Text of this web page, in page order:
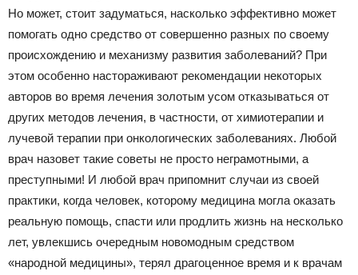
Но может, стоит задуматься, насколько эффективно может
помогать одно средство от совершенно разных по своему
происхождению и механизму развития заболеваний? При
этом особенно настораживают рекомендации некоторых
авторов во время лечения золотым усом отказываться от
других методов лечения, в частности, от химиотерапии и
лучевой терапии при онкологических заболеваниях. Любой
врач назовет такие советы не просто неграмотными, а
преступными! И любой врач припомнит случаи из своей
практики, когда человек, которому медицина могла оказать
реальную помощь, спасти или продлить жизнь на несколько
лет, увлекшись очередным новомодным средством
«народной медицины», терял драгоценное время и к врачам